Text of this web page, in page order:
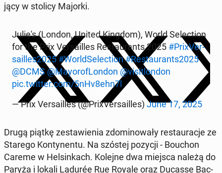
ją­cy w stolicy Majorki.
Julie's (London, United Kingdom), World Se­lec­tion
for the Prix Ver­sa­il­les Re­stau­rants 2025 #Pri­xVer­
sa­il­les2025 #World­Se­lec­tion#Re­stau­rants2025
@DCMS @May­oro­fLon­don @vi­si­tlon­don
pic.twitter.com/5nHv8ehn7l
— Prix Ver­sa­il­les (@Pri­xVer­sa­il­les) June 17, 2025
Drugą piątkę ze­sta­wie­nia zdo­mi­no­wa­ły re­stau­ra­cje ze
Starego Kon­ty­nen­tu. Na szóstej pozycji - Bouchon
Careme w Hel­sin­kach. Kolejne dwa miejsca należą do
Paryża i lokali Ladurée Rue Royale oraz Ducasse Bac­